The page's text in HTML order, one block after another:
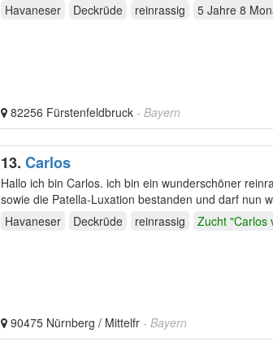
Havaneser
Deckrüde reinrassig 5 Jahre 8
82256 Fürstenfeldbruck - Bayern
13. Carlos
Hallo ich bin Carlos. ich bin ein wunderschöner
sowie die Patella-Luxation bestanden und darf nun
erste…
Havaneser Deckrüde reinrassig Zucht "Carlos
90475 Nürnberg / Mittelfr - Bayern